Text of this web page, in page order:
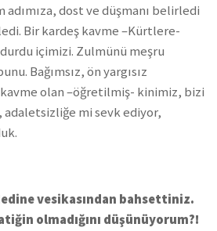
dost ve düşmanı belirledi
Bir kardeş kavme –Kürtlere-
içimizi. Zulmünü meşru
Bağımsız, ön yargısız
olan –öğretilmiş- kinimiz, bizi
adaletsizliğe mi sevk ediyor,
vesikasından bahsettiniz.
olmadığını düşünüyorum?!